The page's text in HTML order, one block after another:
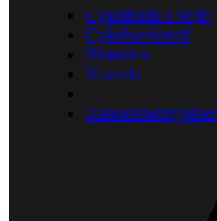
Cykelbutik i Vejle
Cykelværksted
Historien
Kontakt
Handelsbetingelser